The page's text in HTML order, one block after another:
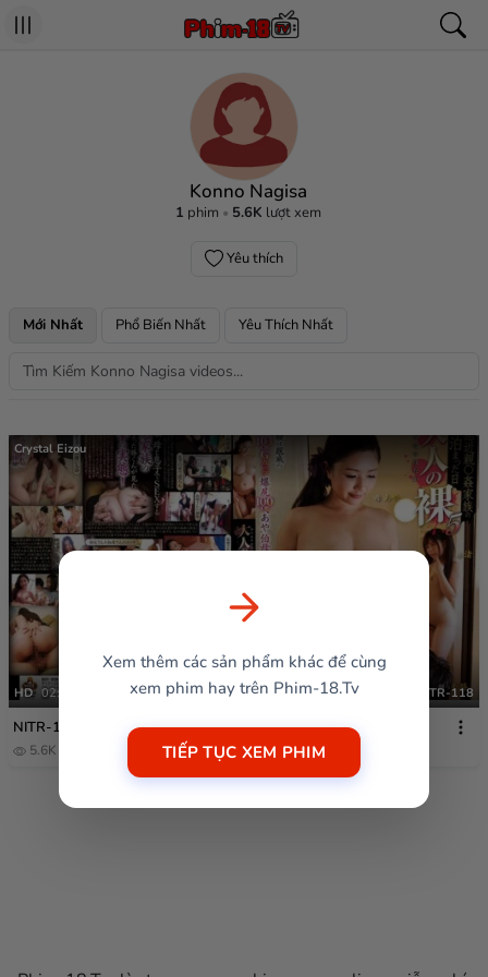
Konno Nagisa
1 phim 5.6K lượt xem
Yêu thích
Mới Nhất Phổ Biến Nhất Yêu Thích Nhất
Crystal Eizou
HD 02:23:16 NITR-118
NITR-118
5.6K
Xem thêm các sản phẩm khác để cùng
xem phim hay trên Phim-18.Tv
TIẾP TỤC XEM PHIM